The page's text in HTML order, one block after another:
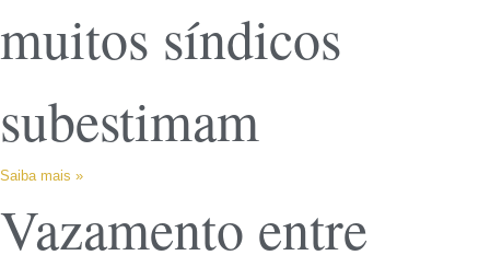
muitos síndicos
subestimam
Saiba mais »
Vazamento entre